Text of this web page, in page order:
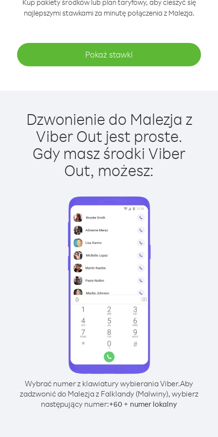
Kup pakiety środków lub plan taryfowy, aby cieszyć się
najlepszymi stawkami za minutę połączenia z Malezja.
Pokaż stawki
Dzwonienie do Malezja z
Viber Out jest proste.
Gdy masz środki Viber
Out, możesz:
Wybrać numer z klawiatury wybierania Viber.Aby
zadzwonić do Malezja z Falklandy (Malwiny), wybierz
następujący numer:+60 + numer lokalny